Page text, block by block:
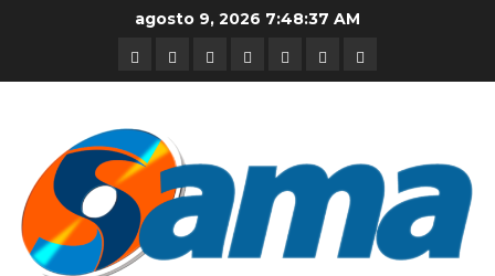
agosto 9, 2026 7:48:37 AM
DURANGO
NACIONAL
INTERNACIONAL
DEPORTES
ENTRETENIMIENTO
CIENCIA
Y
OPINION